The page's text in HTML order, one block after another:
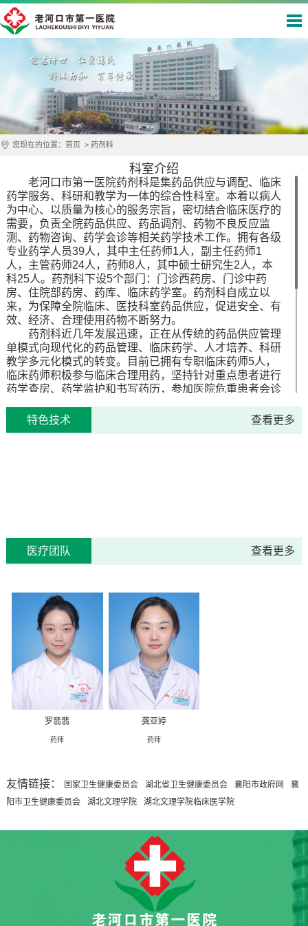
您现在的位置： 首页 > 药剂科
科室介绍
老河口市第一医院药剂科是集药品供应与调配、临床
药学服务、科研和教学为一体的综合性科室。本着以病人
为中心、以质量为核心的服务宗旨，密切结合临床医疗的
需要，负责全院药品供应、药品调剂、药物不良反应监
测、药物咨询、药学会诊等相关药学技术工作。拥有各级
专业药学人员39人，其中主任药师1人， 副主任药师1
人，主管药师24人，药师8人，其中硕士研究生2人，本
科25人。药剂科下设5个部门：门诊西药房、门诊中药
房、住院部药房、药库、临床药学室。药剂科自成立以
来，为保障全院临床、医技科室药品供应，促进安全、有
效、经济、合理使用药物不断努力。
药剂科近几年发展迅速，正在从传统的药品供应管理
单模式向现代化的药品管理、临床药学、人才培养、科研
教学多元化模式的转变。目前已拥有专职临床药师5人，
临床药师积极参与临床合理用药，坚持针对重点患者进行
药学查房、药学监护和书写药历，参加医院危重患者会诊
和临床的联系方面发挥了积极的作用。在门诊药房开设有
用药咨询窗口，为患者提供面对面的服务，收集药品不良
您身边，为您的健康保驾护航”已是一医药剂科全体药师
的一种全新服务理念。科室全体药师将继续遵守各项药事
法规和职业道德，廉洁诚信，忠于职责，不断学习，持续
特色技术 查看更多
医疗团队 查看更多
罗翡翡
药师
龚亚婷
药师
友情链接： 国家卫生健康委员会 湖北省卫生健康委员会 襄阳市政府网
襄
阳市卫生健康委员会
湖北文理学院 湖北文理学院临床医学院